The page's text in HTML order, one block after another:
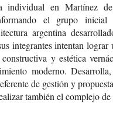
individual en Martínez
el grupo inicial
argentina
integrantesintentan lograr
constructiva y estética
moderno.
degestión y
también el complejo de